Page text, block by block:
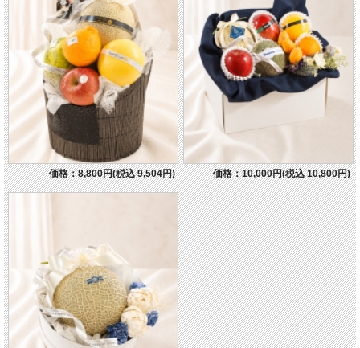
価格：8,800円(税込 9,504円) 価格：10,000円(税込 10,800円)